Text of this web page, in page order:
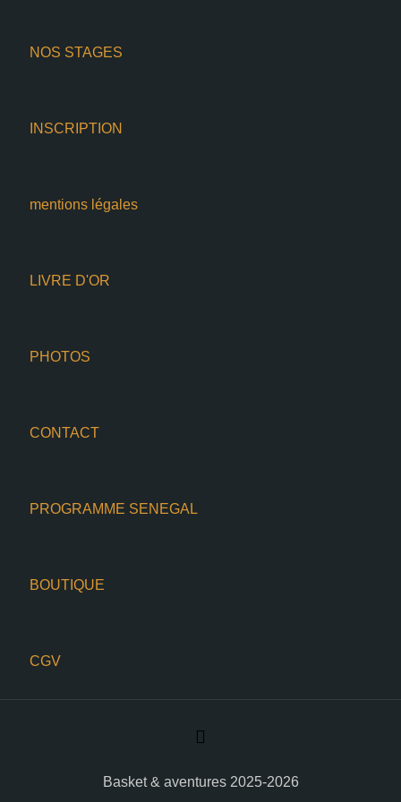
NOS STAGES
INSCRIPTION
mentions légales
LIVRE D'OR
PHOTOS
CONTACT
PROGRAMME SENEGAL
BOUTIQUE
CGV
Basket & aventures 2025-2026